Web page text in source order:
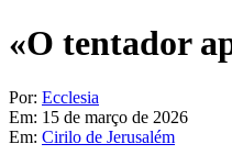
«O tentador
Por: Ecclesia
Em: 15 de março de 2026
Em: Cirilo de Jerusalém